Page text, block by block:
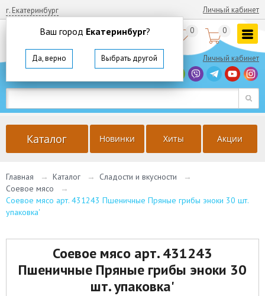
Личный кабинет
г. Екатеринбург
Ваш город Екатеринбург?
Да, верно Выбрать другой
0
 0
(800) 350 64 57
Личный кабинет
Ваш городЕкатеринбург?
Каталог Новинки Хиты Акции
Главная → Каталог → Сладости и вкусности
→
Соевое мясо
→
Соевое мясо арт. 431243 Пшеничные Пряные грибы эноки 30 шт.
упаковка'
Соевое мясо арт. 431243
Пшеничные Пряные грибы эноки 30
шт. упаковка'